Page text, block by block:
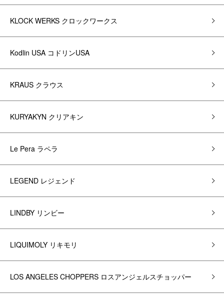
KLOCK WERKS クロックワークス
Kodlin USA コドリンUSA
KRAUS クラウス
KURYAKYN クリアキン
Le Pera ラペラ
LEGEND レジェンド
LINDBY リンビー
LIQUIMOLY リキモリ
LOS ANGELES CHOPPERS ロスアンジェルスチョッパー